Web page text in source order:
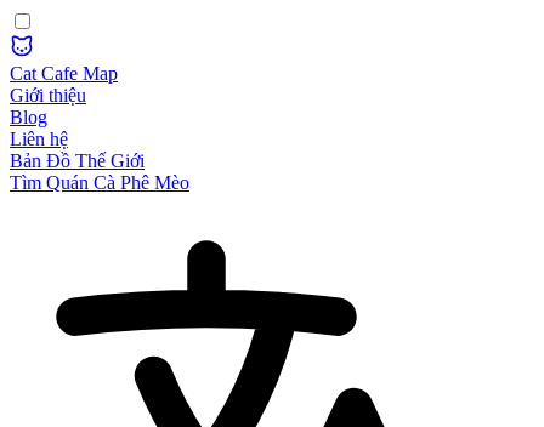
Cat Cafe Map
Giới thiệu
Blog
Liên hệ
Bản Đồ Thế Giới
Tìm Quán Cà Phê Mèo